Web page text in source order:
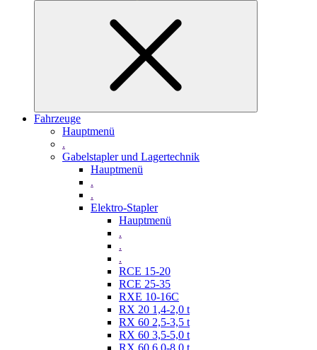
Fahrzeuge
Hauptmenü
.
Gabelstapler und Lagertechnik
Hauptmenü
.
.
Elektro-Stapler
Hauptmenü
.
.
.
RCE 15-20
RCE 25-35
RXE 10-16C
RX 20 1,4-2,0 t
RX 60 2,5-3,5 t
RX 60 3,5-5,0 t
RX 60 6,0-8,0 t